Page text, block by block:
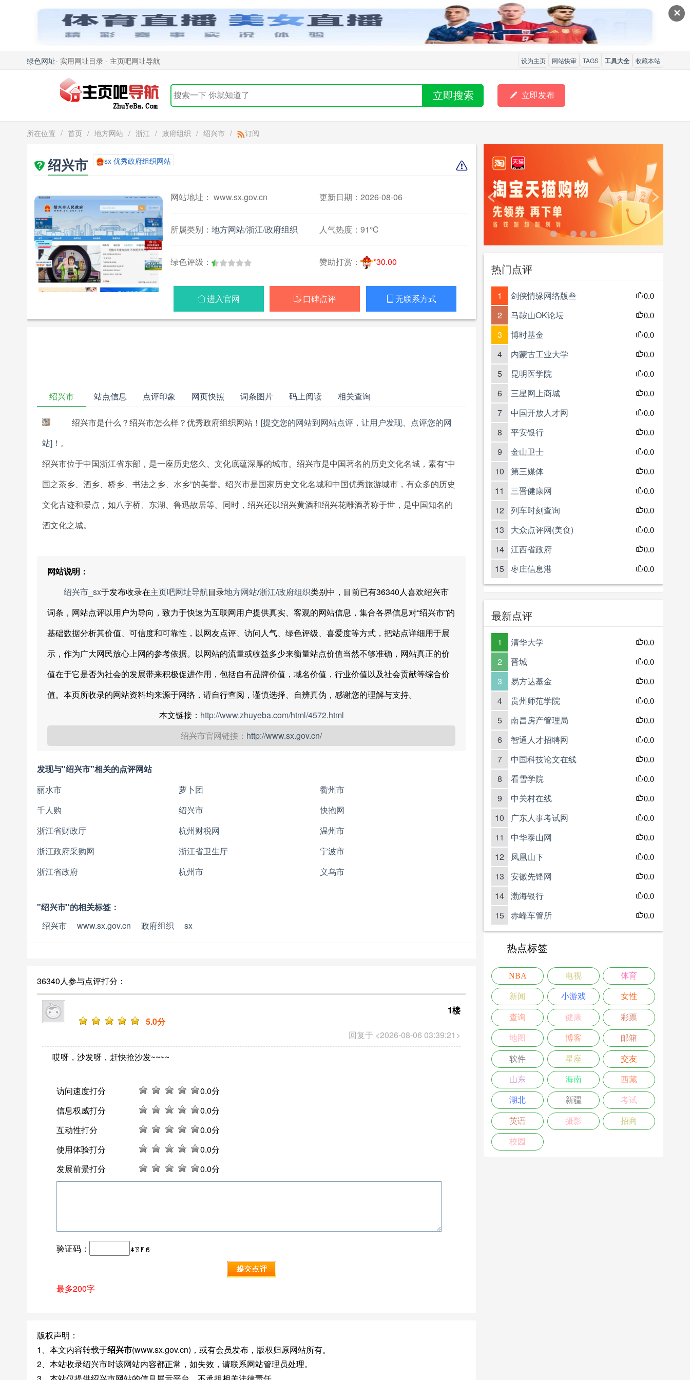
✕
绿色网址- 实用网址目录 - 主页吧网址导航 设为主页 网站快审 TAGS 工具大全 收藏本站
立即搜索  立即发布
所在位置 / 首页 / 地方网站 / 浙江 / 政府组织 / 绍兴市 / 订阅
绍兴市 sx 优秀政府组织网站
网站地址： www.sx.gov.cn 更新日期：2026-08-06
所属类别： 地方网站/浙江/政府组织 人气热度： 91℃
绿色评级： 赞助打赏： *30.00
进入官网  口碑点评  无联系方式
绍兴市 站点信息 点评印象 网页快照 词条图片 码上阅读 相关查询
绍兴市是什么？绍兴市怎么样？优秀政府组织网站！ [提交您的网站到网站点评，让用户发现、点评您的网
站]！ 。
绍兴市位于中国浙江省东部，是一座历史悠久、文化底蕴深厚的城市。绍兴市是中国著名的历史文化名城，素有“中
国之茶乡、酒乡、桥乡、书法之乡、水乡”的美誉。绍兴市是国家历史文化名城和中国优秀旅游城市，有众多的历史
文化古迹和景点，如八字桥、东湖、鲁迅故居等。同时，绍兴还以绍兴黄酒和绍兴花雕酒著称于世，是中国知名的
酒文化之城。
网站说明：
绍兴市_sx于发布收录在主页吧网址导航目录地方网站/浙江/政府组织类别中，目前已有36340人喜欢绍兴市
词条，网站点评以用户为导向，致力于快速为互联网用户提供真实、客观的网站信息，集合各界信息对“绍兴市”的
基础数据分析其价值、可信度和可靠性，以网友点评、访问人气、绿色评级、喜爱度等方式，把站点详细用于展
示，作为广大网民放心上网的参考依据。以网站的流量或收益多少来衡量站点价值当然不够准确，网站真正的价
值在于它是否为社会的发展带来积极促进作用，包括自有品牌价值，域名价值，行业价值以及社会贡献等综合价
值。本页所收录的网站资料均来源于网络，请自行查阅，谨慎选择、自辨真伪，感谢您的理解与支持。
本文链接： http://www.zhuyeba.com/html/4572.html
绍兴市官网链接： http://www.sx.gov.cn/
发现与"绍兴市"相关的点评网站
丽水市
萝卜团
衢州市
千人购
绍兴市
快抱网
浙江省财政厅
杭州财税网
温州市
浙江政府采购网
浙江省卫生厅
宁波市
浙江省政府
杭州市 义乌市
"绍兴市"的相关标签：
绍兴市
www.sx.gov.cn 政府组织 sx
36340人参与点评打分：
回复于 <2026-08-06 03:39:21>
1楼
5.0分
哎呀，沙发呀，赶快抢沙发~~~~
访问速度打分 0.0分
信息权威打分
0.0分
互动性打分
0.0分
使用体验打分
0.0分
发展前景打分
0.0分
验证码：
最多200字
版权声明：
1、本文内容转载于绍兴市(www.sx.gov.cn)，或有会员发布，版权归原网站所有。
2、本站收录绍兴市时该网站内容都正常，如失效，请联系网站管理员处理。
< >
热门点评
1 剑侠情缘网络版叁 0.0
2 马鞍山OK论坛 0.0
3 博时基金 0.0
4 内蒙古工业大学 0.0
5 昆明医学院 0.0
6 三星网上商城 0.0
7 中国开放人才网 0.0
8 平安银行 0.0
9 金山卫士 0.0
10 第三媒体 0.0
11 三晋健康网 0.0
12 列车时刻查询 0.0
13 大众点评网(美食) 0.0
14 江西省政府 0.0
15 枣庄信息港 0.0
最新点评
1 清华大学 0.0
2 晋城 0.0
3 易方达基金 0.0
4 贵州师范学院 0.0
5 南昌房产管理局 0.0
6 智通人才招聘网 0.0
7 中国科技论文在线 0.0
8 看雪学院 0.0
9 中关村在线 0.0
10 广东人事考试网 0.0
11 中华泰山网 0.0
12 凤凰山下 0.0
13 安徽先锋网 0.0
14 渤海银行 0.0
15 赤峰车管所 0.0
热点标签
NBA 电视 体育
新闻 小游戏 女性
查询 健康 彩票
地图 博客 邮箱
软件 星座 交友
山东 海南 西藏
湖北 新疆 考试
英语 摄影 招商
校园